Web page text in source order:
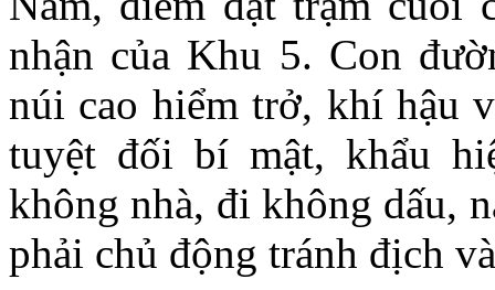
nhận của Khu 5. Con
núi cao hiểm trở, khí hậu
tuyệt đối bí mật, khẩu
không nhà, đi không dấu,
phải chủ động tránh địch